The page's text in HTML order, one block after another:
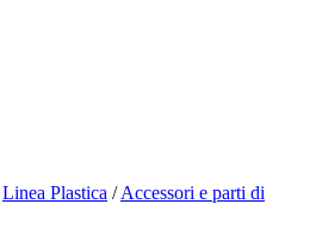
Linea Plastica /Accessori e parti di